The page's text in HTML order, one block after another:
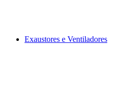
Exaustores e Ventiladores